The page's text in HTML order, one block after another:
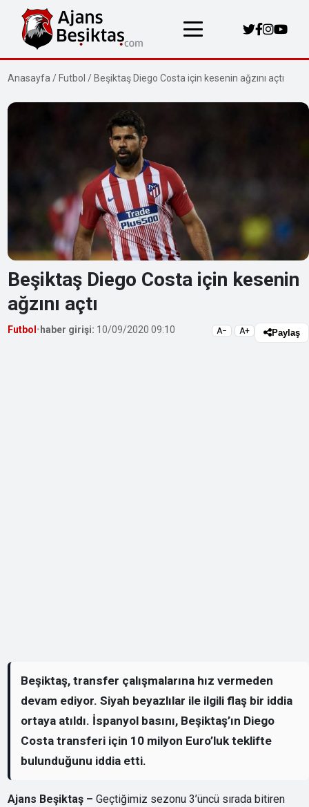
Anasayfa / Futbol / Beşiktaş Diego Costa için kesenin ağzını açtı
Beşiktaş Diego Costa için kesenin
ağzını açtı
Futbol • haber girişi: 10/09/2020 09:10 A− A+ Paylaş
Beşiktaş, transfer çalışmalarına hız vermeden
devam ediyor. Siyah beyazlılar ile ilgili flaş bir iddia
ortaya atıldı. İspanyol basını, Beşiktaş’ın Diego
Costa transferi için 10 milyon Euro’luk teklifte
bulunduğunu iddia etti.
Ajans Beşiktaş –Geçtiğimiz sezonu 3’üncü sırada bitiren